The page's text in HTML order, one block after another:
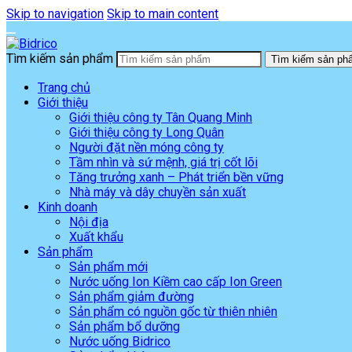
Skip to navigation Skip to main content
Tìm kiếm sản phẩm Tìm kiếm sản
Trang chủ
Giới thiệu
Giới thiệu công ty Tân Quang Minh
Giới thiệu công ty Long Quân
Người đặt nền móng công ty
Tầm nhìn và sứ mệnh, giá trị cốt lõi
Tăng trưởng xanh – Phát triển bền vững
Nhà máy và dây chuyền sản xuất
Kinh doanh
Nội địa
Xuất khẩu
Sản phẩm
Sản phẩm mới
Nước uống Ion Kiềm cao cấp Ion Green
Sản phẩm giảm đường
Sản phẩm có nguồn gốc từ thiên nhiên
Sản phẩm bổ dưỡng
Nước uống Bidrico